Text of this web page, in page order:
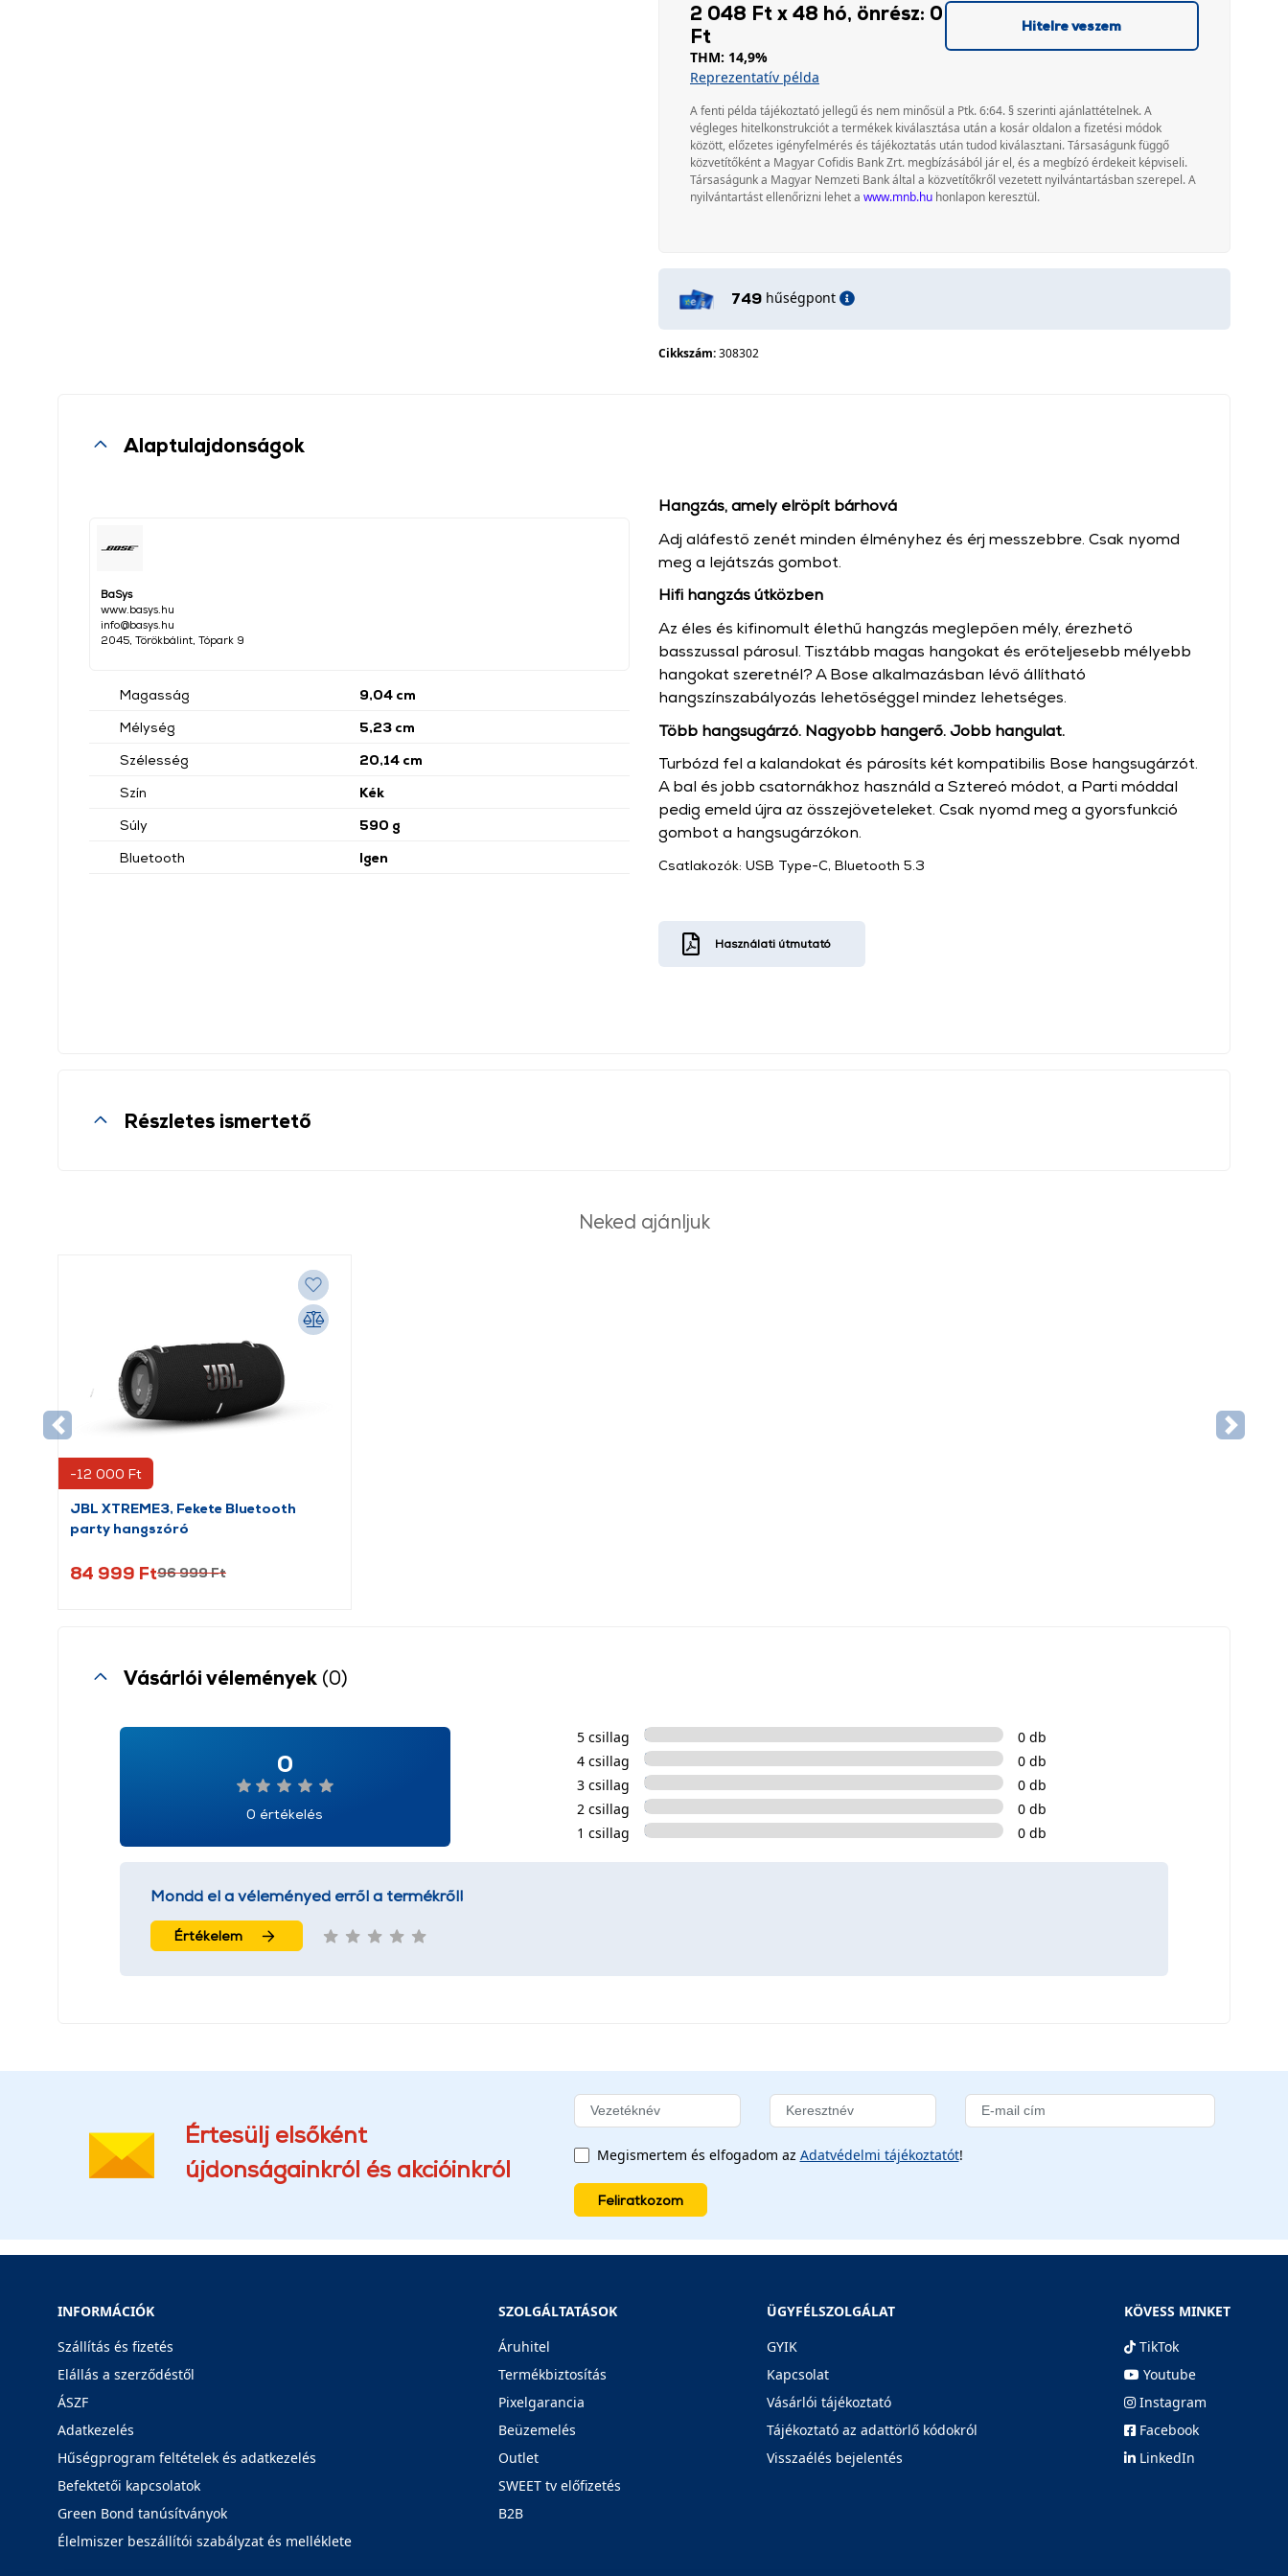
2 048 Ft x 48 hó, önrész: 0
Ft
THM: 14,9%
Reprezentatív példa
Hitelre veszem
A fenti példa tájékoztató jellegű és nem minősül a Ptk. 6:64. § szerinti ajánlattételnek. A
végleges hitelkonstrukciót a termékek kiválasztása után a kosár oldalon a fizetési módok
között, előzetes igényfelmérés és tájékoztatás után tudod kiválasztani. Társaságunk függő
közvetítőként a Magyar Cofidis Bank Zrt. megbízásából jár el, és a megbízó érdekeit képviseli.
Társaságunk a Magyar Nemzeti Bank által a közvetítőkről vezetett nyilvántartásban szerepel. A
nyilvántartást ellenőrizni lehet a www.mnb.hu honlapon keresztül.
749 hűségpont
Cikkszám:308302
Alaptulajdonságok
BaSys
www.basys.hu
info@basys.hu
2045, Törökbálint, Tópark 9
Magasság
9,04 cm
Mélység
5,23 cm
Szélesség
20,14 cm
Szín
Kék
Súly
590 g
Bluetooth
Igen
Hangzás, amely elröpít bárhová
Adj aláfestő zenét minden élményhez és érj messzebbre. Csak nyomd
meg a lejátszás gombot.
Hifi hangzás útközben
Az éles és kifinomult élethű hangzás meglepően mély, érezhető
basszussal párosul. Tisztább magas hangokat és erőteljesebb mélyebb
hangokat szeretnél? A Bose alkalmazásban lévő állítható
hangszínszabályozás lehetőséggel mindez lehetséges.
Több hangsugárzó. Nagyobb hangerő. Jobb hangulat.
Turbózd fel a kalandokat és párosíts két kompatibilis Bose hangsugárzót.
A bal és jobb csatornákhoz használd a Sztereó módot, a Parti móddal
pedig emeld újra az összejöveteleket. Csak nyomd meg a gyorsfunkció
gombot a hangsugárzókon.
Csatlakozók: USB Type-C, Bluetooth 5.3
Használati útmutató
Részletes ismertető
Neked ajánljuk
-12 000 Ft
JBL XTREME3, Fekete Bluetooth
party hangszóró
84 999 Ft96 999 Ft
Vásárlói vélemények (0)
0
0 értékelés
5 csillag
0 db
4 csillag
0 db
3 csillag
0 db
2 csillag
0 db
1 csillag
0 db
Mondd el a véleményed erről a termékről!
Értékelem
Értesülj elsőként
újdonságainkról és akcióinkról
Megismertem és elfogadom az Adatvédelmi tájékoztatót!
Feliratkozom
INFORMÁCIÓK
Szállítás és fizetés
Elállás a szerződéstől
ÁSZF
Adatkezelés
Hűségprogram feltételek és adatkezelés
Befektetői kapcsolatok
Green Bond tanúsítványok
Élelmiszer beszállítói szabályzat és melléklete
SZOLGÁLTATÁSOK
Áruhitel
Termékbiztosítás
Pixelgarancia
Beüzemelés
Outlet
SWEET tv előfizetés
B2B
ÜGYFÉLSZOLGÁLAT
GYIK
Kapcsolat
Vásárlói tájékoztató
Tájékoztató az adattörlő kódokról
Visszaélés bejelentés
KÖVESS MINKET
TikTok
Youtube
Instagram
Facebook
LinkedIn